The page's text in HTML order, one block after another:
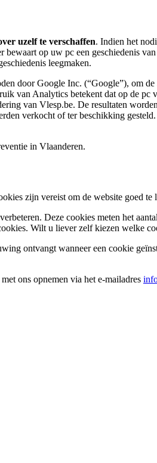
uzelf te verschaffen. Indien het
op uw pc een geschiedenis
leegmaken.
door Google Inc. (“Google”), om
van Analytics betekent dat op de
van Vlesp.be. De resultaten
verkocht of ter beschikking
in Vlaanderen.
zijn vereist om de website goed
Deze cookies meten het
Wilt u liever zelf kiezen welke
ontvangt wanneer een cookie
ons opnemen via het e-mailadres